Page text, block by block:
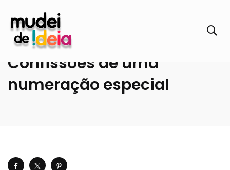
Patrocinadores do livro:
Confissões de uma
numeração especial